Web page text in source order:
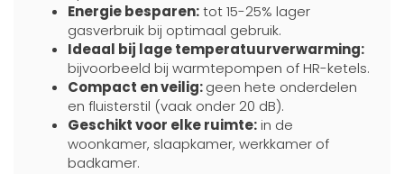
Energie besparen:tot 15-25% lager
gasverbruik bij optimaal gebruik.
Ideaal bij lage temperatuurverwarming:
bijvoorbeeld bij warmtepompen of HR-ketels.
Compact en veilig:geen hete onderdelen
en fluisterstil (vaak onder 20 dB).
Geschikt voor elke ruimte:in de
woonkamer, slaapkamer, werkkamer of
badkamer.